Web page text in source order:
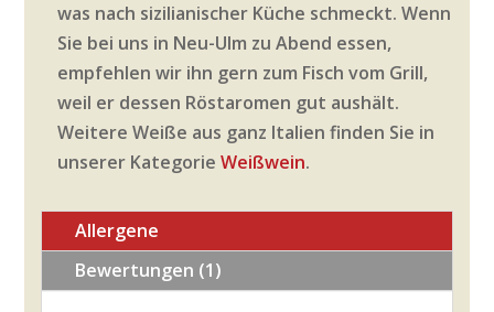
was nach sizilianischer Küche schmeckt. Wenn
Sie bei uns in Neu-Ulm zu Abend essen,
empfehlen wir ihn gern zum Fisch vom Grill,
weil er dessen Röstaromen gut aushält.
Weitere Weiße aus ganz Italien finden Sie in
unserer KategorieWeißwein.
Allergene
Bewertungen (1)